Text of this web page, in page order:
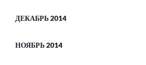
ДЕКАБРЬ 2014
НОЯБРЬ 2014